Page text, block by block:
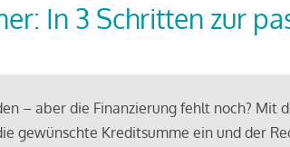
In 3 Schritten zur
– aber die Finanzierung fehlt noch?
gewünschte Kreditsumme ein und der